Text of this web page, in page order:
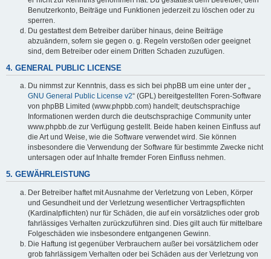
Benutzerkonto, Beiträge und Funktionen jederzeit zu löschen oder zu
sperren.
Du gestattest dem Betreiber darüber hinaus, deine Beiträge
abzuändern, sofern sie gegen o. g. Regeln verstoßen oder geeignet
sind, dem Betreiber oder einem Dritten Schaden zuzufügen.
4. GENERAL PUBLIC LICENSE
Du nimmst zur Kenntnis, dass es sich bei phpBB um eine unter der „
GNU General Public License v2“ (GPL) bereitgestellten Foren-Software
von phpBB Limited (www.phpbb.com) handelt; deutschsprachige
Informationen werden durch die deutschsprachige Community unter
www.phpbb.de zur Verfügung gestellt. Beide haben keinen Einfluss auf
die Art und Weise, wie die Software verwendet wird. Sie können
insbesondere die Verwendung der Software für bestimmte Zwecke nicht
untersagen oder auf Inhalte fremder Foren Einfluss nehmen.
5. GEWÄHRLEISTUNG
Der Betreiber haftet mit Ausnahme der Verletzung von Leben, Körper
und Gesundheit und der Verletzung wesentlicher Vertragspflichten
(Kardinalpflichten) nur für Schäden, die auf ein vorsätzliches oder grob
fahrlässiges Verhalten zurückzuführen sind. Dies gilt auch für mittelbare
Folgeschäden wie insbesondere entgangenen Gewinn.
Die Haftung ist gegenüber Verbrauchern außer bei vorsätzlichem oder
grob fahrlässigem Verhalten oder bei Schäden aus der Verletzung von